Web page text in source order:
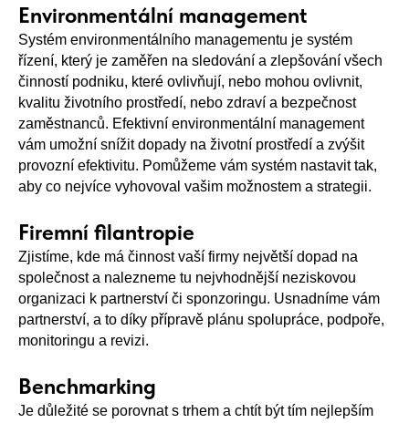
Environmentální management
Systém environmentálního managementu je systém
řízení, který je zaměřen na sledování a zlepšování všech
činností podniku, které ovlivňují, nebo mohou ovlivnit,
kvalitu životního prostředí, nebo zdraví a bezpečnost
zaměstnanců. Efektivní environmentální management
vám umožní snížit dopady na životní prostředí a zvýšit
provozní efektivitu. Pomůžeme vám systém nastavit tak,
aby co nejvíce vyhovoval vašim možnostem a strategii.
Firemní filantropie
Zjistíme, kde má činnost vaší firmy největší dopad na
společnost a nalezneme tu nejvhodnější neziskovou
organizaci k partnerství či sponzoringu. Usnadníme vám
partnerství, a to díky přípravě plánu spolupráce, podpoře,
monitoringu a revizi.
Benchmarking
Je důležité se porovnat s trhem a chtít být tím nejlepším